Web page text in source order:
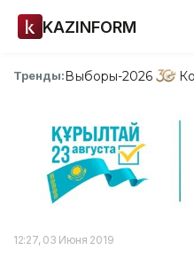
KAZINFORM
Тренды:Выборы-2026
12:27, 03 Июня 2019